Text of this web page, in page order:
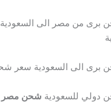
برى من مصر الى
الى السعودية سعر
دولي للسعودية شحن مصر